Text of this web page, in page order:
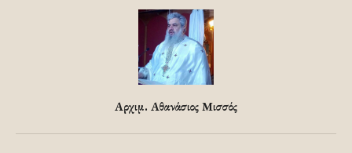
Αρχιμ. Αθανάσιος Μισσός